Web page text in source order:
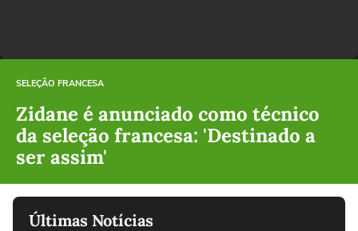
SELEÇÃO FRANCESA
Zidane é anunciado como técnico
da seleção francesa: 'Destinado a
ser assim'
Últimas Notícias